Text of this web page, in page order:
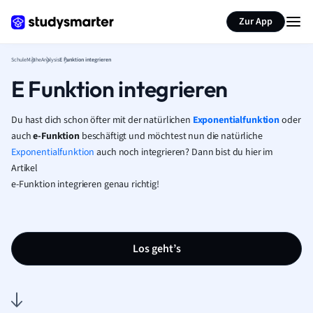
Zur App
SchuleMatheAnalysisE Funktion integrieren
E Funktion integrieren
Du hast dich schon öfter mit der natürlichen Exponentialfunktionoder
auche-Funktion beschäftigt und möchtest nun die natürliche
Exponentialfunktion auch noch integrieren? Dann bist du hier im
Artikel
e-Funktion integrieren genau richtig!
Los geht’s
Seite zusammenfassen